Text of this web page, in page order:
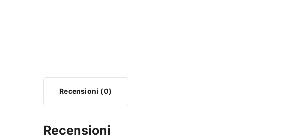
Recensioni (0)
Recensioni